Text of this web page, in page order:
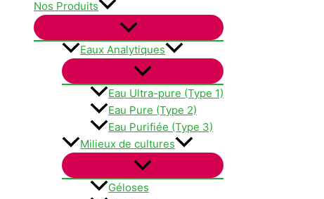
Nos Produits
Eaux Analytiques
Eau Ultra-pure (Type 1)
Eau Pure (Type 2)
Eau Purifiée (Type 3)
Milieux de cultures
Géloses